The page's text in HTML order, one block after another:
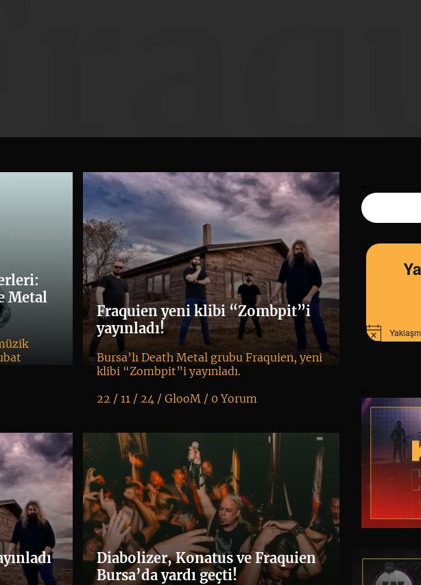
Metal
Fraquien yeni klibi “Zombpit”i
yayınladı!
Bursa’lı Death Metal grubu Fraquien, yeni
klibi “Zombpit”i yayınladı.
22 / 11 / 24 /GlooM / 0 Yorum
Diabolizer, Konatus ve Fraquien
Bursa’da yardı geçti!
Notice